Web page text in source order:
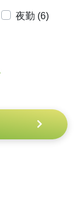
夜勤 (6)